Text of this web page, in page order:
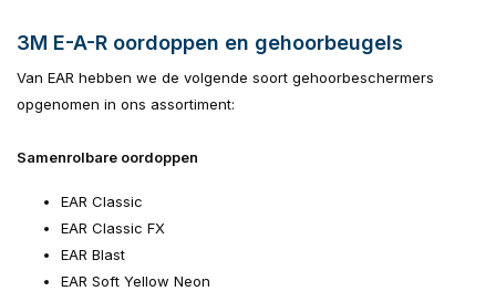
3M E-A-R oordoppen en gehoorbeugels
Van EAR hebben we de volgende soort gehoorbeschermers
opgenomen in ons assortiment:
Samenrolbare oordoppen
EAR Classic
EAR Classic FX
EAR Blast
EAR Soft Yellow Neon